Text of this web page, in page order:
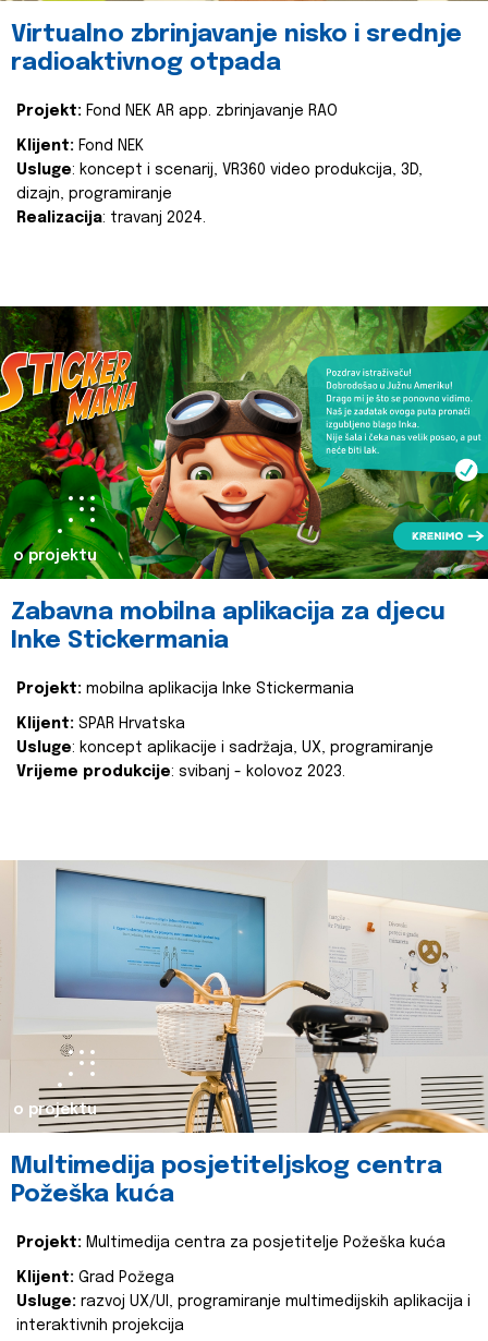
Virtualno zbrinjavanje nisko i srednje
radioaktivnog otpada
Projekt: Fond NEK AR app. zbrinjavanje RAO
Klijent: Fond NEK
Usluge: koncept i scenarij, VR360 video produkcija, 3D,
dizajn, programiranje
Realizacija: travanj 2024.
o projektu
Zabavna mobilna aplikacija za djecu
Inke Stickermania
Projekt: mobilna aplikacija Inke Stickermania
Klijent: SPAR Hrvatska
Usluge: koncept aplikacije i sadržaja, UX, programiranje
Vrijeme produkcije: svibanj - kolovoz 2023.
o projektu
Multimedija posjetiteljskog centra
Požeška kuća
Projekt: Multimedija centra za posjetitelje Požeška kuća
Klijent: Grad Požega
Usluge: razvoj UX/UI, programiranje multimedijskih aplikacija i
interaktivnih projekcija